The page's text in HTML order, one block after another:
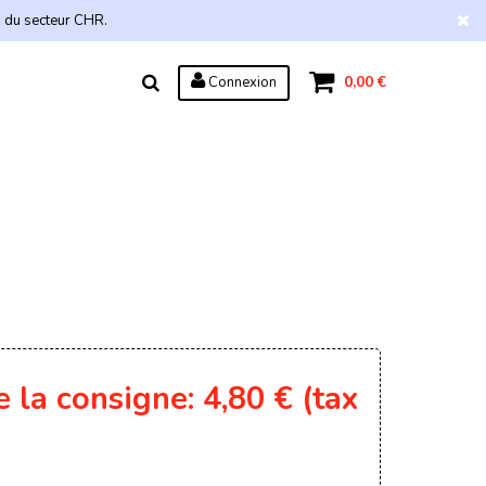
secteur CHR.
0,00 €
Connexion
la consigne: 4,80 € (tax